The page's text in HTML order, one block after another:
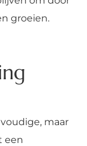
groeien.
maar
een